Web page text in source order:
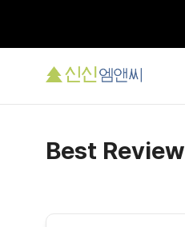
Best Review